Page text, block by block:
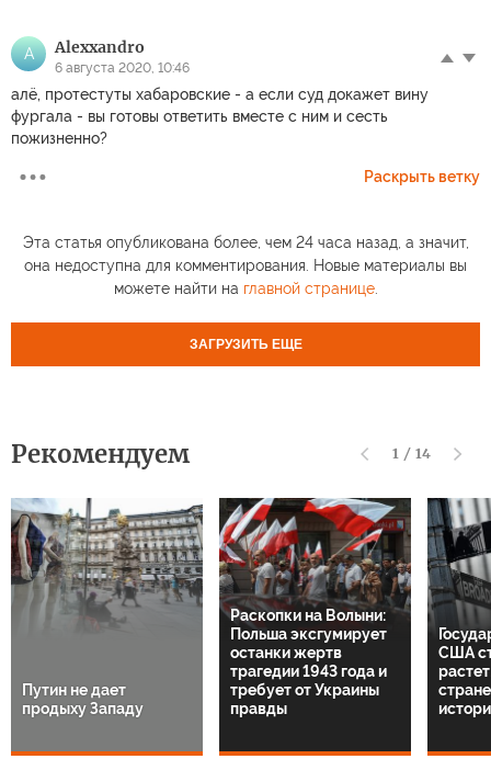
A Alexxandro
6 августа 2020, 10:46
алё, протестуты хабаровские - а если суд докажет вину
фургала - вы готовы ответить вместе с ним и сесть
пожизненно?
Раскрыть ветку
Эта статья опубликована более, чем 24 часа назад, а значит,
она недоступна для комментирования. Новые материалы вы
можете найти на главной странице.
ЗАГРУЗИТЬ ЕЩЕ
Рекомендуем 1 / 14
Путин не дает
продыху Западу
Раскопки на Волыни:
Польша эксгумирует
останки жертв
трагедии 1943 года и
требует от Украины
правды
США